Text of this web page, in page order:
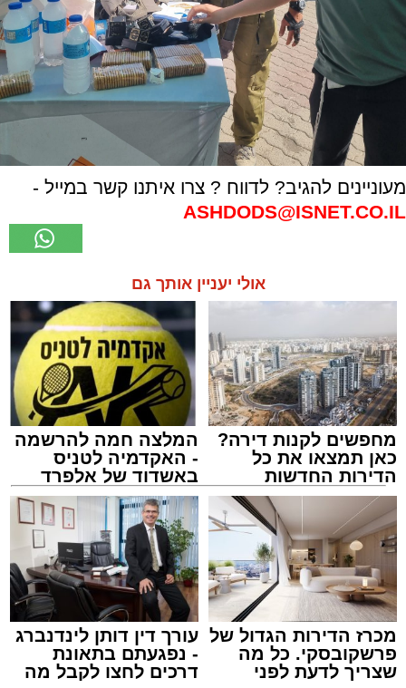
מעוניינים להגיב? לדווח ? צרו איתנו קשר במייל -
ASHDODS@ISNET.CO.IL
אולי יעניין אותך גם
מחפשים לקנות דירה?
כאן תמצאו את כל
הדירות החדשות
למכירה באשדוד >>>
המלצה חמה להרשמה
- האקדמיה לטניס
באשדוד של אלפרד
קריאולנסקי - לילדים
מכרז הדירות הגדול של
פרשקובסקי. כל מה
שצריך לדעת לפני
עורך דין דותן לינדנברג
- נפגעתם בתאונת
דרכים לחצו לקבל מה